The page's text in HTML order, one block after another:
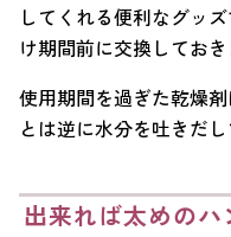
してくれる便利なグッ
け期間前に交換しておき
使用期間を過ぎた乾燥
とは逆に水分を吐きだ
出来れば太めのハ